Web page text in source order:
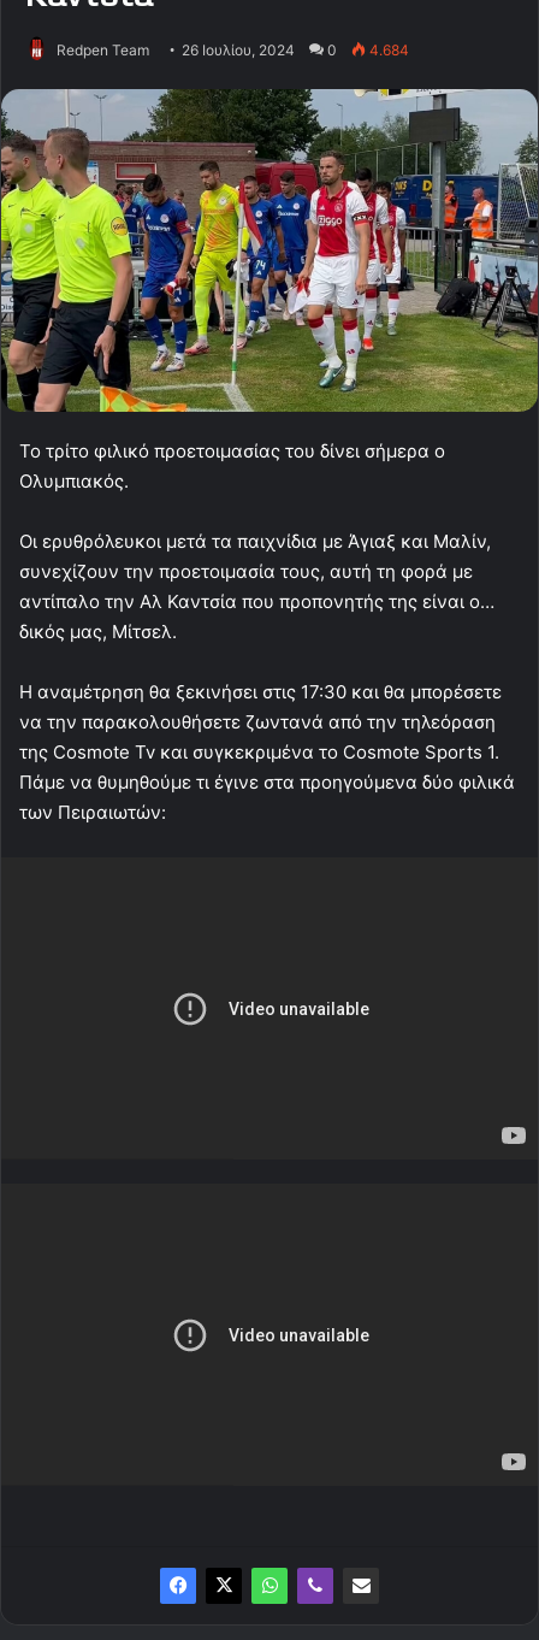
Redpen Team 26 Ιουλίου, 2024 0 4.684
Το τρίτο φιλικό προετοιμασίας του δίνει σήμερα ο
Ολυμπιακός.
Οι ερυθρόλευκοι μετά τα παιχνίδια με Άγιαξ και Μαλίν,
συνεχίζουν την προετοιμασία τους, αυτή τη φορά με
αντίπαλο την Αλ Καντσία που προπονητής της είναι ο…
δικός μας, Μίτσελ.
Η αναμέτρηση θα ξεκινήσει στις 17:30 και θα μπορέσετε
να την παρακολουθήσετε ζωντανά από την τηλεόραση
της Cosmote Tv και συγκεκριμένα το Cosmote Sports 1.
Πάμε να θυμηθούμε τι έγινε στα προηγούμενα δύο φιλικά
των Πειραιωτών: